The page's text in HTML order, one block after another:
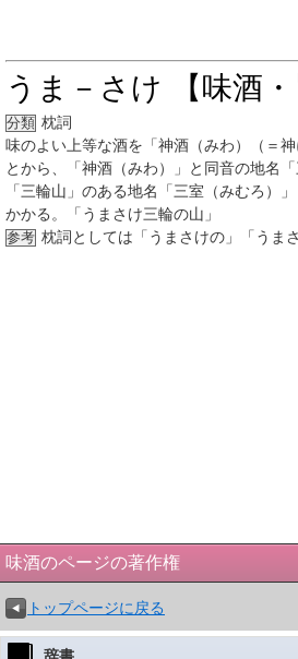
うま－さけ 【味酒・
分類 枕詞
味のよい上等な酒を「神酒（みわ）（＝
とから、「神酒（みわ）」と同音の地名
「三輪山」のある地名「三室（みむろ）
かかる。「うまさけ三輪の山」
参考 枕詞としては「うまさけの」「うま
味酒のページの著作権
トップページに戻る